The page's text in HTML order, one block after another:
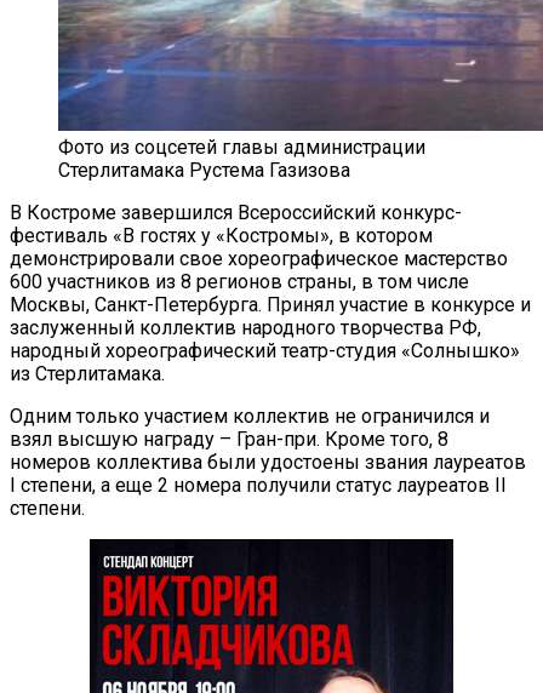
Фото из соцсетей главы администрации
Стерлитамака Рустема Газизова
В Костроме завершился Всероссийский конкурс-
фестиваль «В гостях у «Костромы», в котором
демонстрировали свое хореографическое мастерство
600 участников из 8 регионов страны, в том числе
Москвы, Санкт-Петербурга. Принял участие в конкурсе и
заслуженный коллектив народного творчества РФ,
народный хореографический театр-студия «Солнышко»
из Стерлитамака.
Одним только участием коллектив не ограничился и
взял высшую награду – Гран-при. Кроме того, 8
номеров коллектива были удостоены звания лауреатов
I степени, а еще 2 номера получили статус лауреатов II
степени.